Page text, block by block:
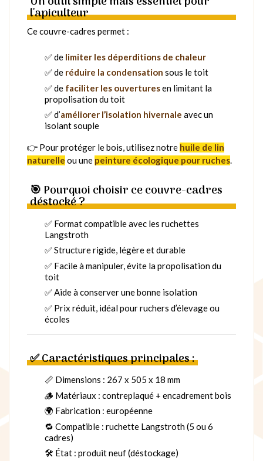
l'apiculteur
Ce couvre-cadres permet :
✅ de limiter les déperditions de chaleur
✅ de réduire la condensation sous le toit
✅ de faciliter les ouverturesen limitant la
propolisation du toit
✅ d’améliorer l’isolation hivernale avec un
isolant souple
👉 Pour protéger le bois, utilisez notre huile de lin
naturelle ou une peinture écologique pour ruches.
🎯 Pourquoi choisir ce couvre-cadres
déstocké ?
✅ Format compatible avec les ruchettes
Langstroth
✅ Structure rigide, légère et durable
✅ Facile à manipuler, évite la propolisation du
toit
✅ Aide à conserver une bonne isolation
✅ Prix réduit, idéal pour ruchers d’élevage ou
écoles
✅ Caractéristiques principales :
📏 Dimensions : 267 x 505 x 18 mm
🪵 Matériaux : contreplaqué + encadrement bois
🌍 Fabrication : européenne
🔁 Compatible : ruchette Langstroth (5 ou 6
cadres)
🛠️ État : produit neuf (déstockage)